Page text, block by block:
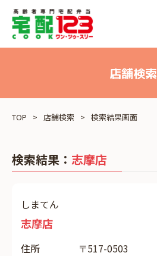
店舗検索
TOP 店舗検索 検索結果画面
検索結果： 志摩店
しまてん
志摩店
住所
〒517-0503